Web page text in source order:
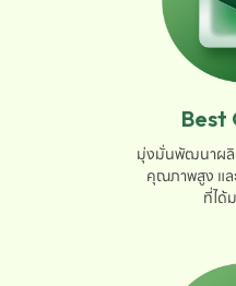
Best
มุ่งมั่นพัฒนาผ
คุณภาพสูง แล
ที่ได้